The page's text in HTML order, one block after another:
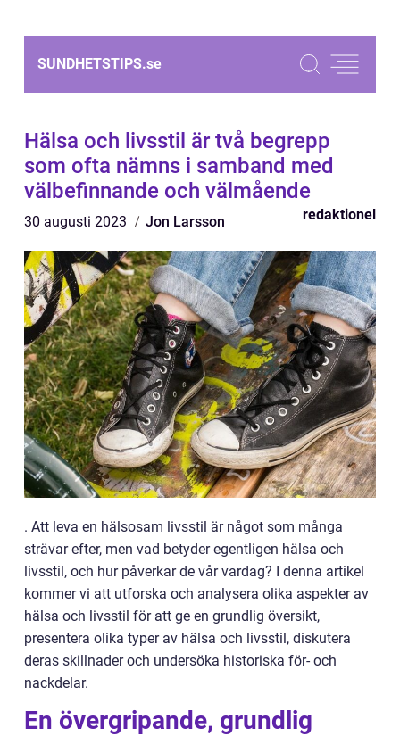
SUNDHETSTIPS.se
Hälsa och livsstil är två begrepp
som ofta nämns i samband med
välbefinnande och välmående
30 augusti 2023 Jon Larsson redaktionel
. Att leva en hälsosam livsstil är något som många
strävar efter, men vad betyder egentligen hälsa och
livsstil, och hur påverkar de vår vardag? I denna artikel
kommer vi att utforska och analysera olika aspekter av
hälsa och livsstil för att ge en grundlig översikt,
presentera olika typer av hälsa och livsstil, diskutera
deras skillnader och undersöka historiska för- och
nackdelar.
En övergripande, grundlig